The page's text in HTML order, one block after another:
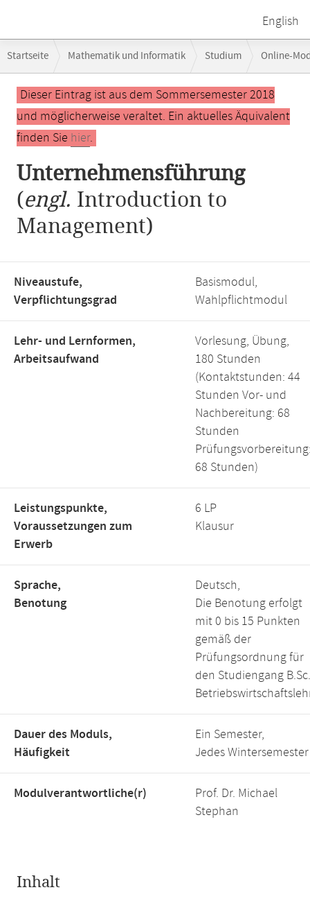
English
Navigation
Startseite Mathematik und Informatik Studium Online-
Hauptinhalt
Dieser Eintrag ist aus dem Sommersemester 2018
und möglicherweise veraltet. Ein aktuelles Äquivalent
finden Sie hier.
Unternehmensführung
(engl. Introduction to
Management)
Niveaustufe,
Verpflichtungsgrad
Basismodul,
Wahlpflichtmodul
Lehr- und Lernformen,
Arbeitsaufwand
Vorlesung, Übung,
180 Stunden
(Kontaktstunden: 44
Stunden Vor- und
Nachbereitung: 68
Stunden
68 Stunden)
Leistungspunkte,
Voraussetzungen zum
Erwerb
6 LP
Klausur
Sprache,
Benotung
Deutsch,
Die Benotung erfolgt
mit 0 bis 15 Punkten
gemäß der
Prüfungsordnung für
den Studiengang B.Sc.
Dauer des Moduls,
Häufigkeit
Ein Semester,
Jedes Wintersemester
Modulverantwortliche(r)
Prof. Dr. Michael
Stephan
Inhalt